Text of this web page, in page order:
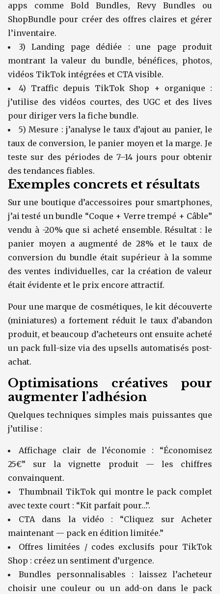
apps comme Bold Bundles, Revy Bundles ou
ShopBundle pour créer des offres claires et gérer
l’inventaire.
3) Landing page dédiée : une page produit
montrant la valeur du bundle, bénéfices, photos,
vidéos TikTok intégrées et CTA visible.
4) Traffic depuis TikTok Shop + organique :
j’utilise des vidéos courtes, des UGC et des lives
pour diriger vers la fiche bundle.
5) Mesure : j’analyse le taux d’ajout au panier, le
taux de conversion, le panier moyen et la marge. Je
teste sur des périodes de 7–14 jours pour obtenir
des tendances fiables.
Exemples concrets et résultats
Sur une boutique d’accessoires pour smartphones,
j’ai testé un bundle “Coque + Verre trempé + Câble”
vendu à -20% que si acheté ensemble. Résultat : le
panier moyen a augmenté de 28% et le taux de
conversion du bundle était supérieur à la somme
des ventes individuelles, car la création de valeur
était évidente et le prix encore attractif.
Pour une marque de cosmétiques, le kit découverte
(miniatures) a fortement réduit le taux d’abandon
produit, et beaucoup d’acheteurs ont ensuite acheté
un pack full-size via des upsells automatisés post-
achat.
Optimisations créatives pour
augmenter l’adhésion
Quelques techniques simples mais puissantes que
j’utilise :
Affichage clair de l’économie : “Économisez
25€” sur la vignette produit — les chiffres
convainquent.
Thumbnail TikTok qui montre le pack complet
avec texte court : “Kit parfait pour…”.
CTA dans la vidéo : “Cliquez sur Acheter
maintenant — pack en édition limitée.”
Offres limitées / codes exclusifs pour TikTok
Shop : créez un sentiment d’urgence.
Bundles personnalisables : laissez l’acheteur
choisir une couleur ou un add-on dans le pack